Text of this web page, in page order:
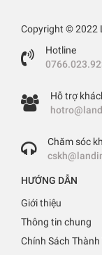
Copyright © 2022
Hotline
Hỗ trợ
Chăm sóc
HƯỚNG DẪN
Giới thiệu
Thông tin chung
Chính Sách Thành